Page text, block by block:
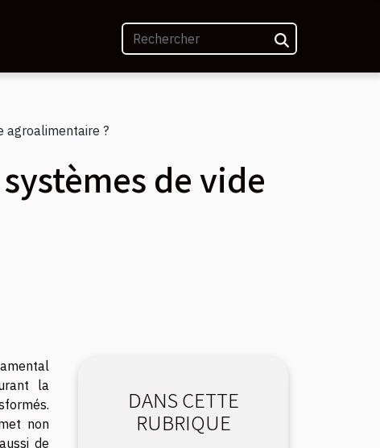
agroalimentaire ?
de vide
la
non
de
DANS CETTE
RUBRIQUE